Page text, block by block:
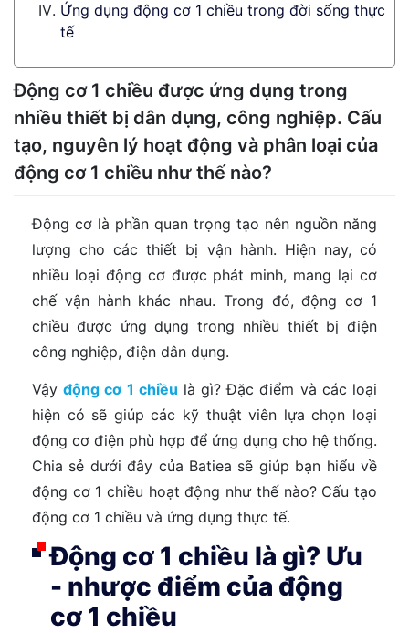
Ứng dụng động cơ 1 chiều trong đời sống thực
tế
Động cơ 1 chiều được ứng dụng trong
nhiều thiết bị dân dụng, công nghiệp. Cấu
tạo, nguyên lý hoạt động và phân loại của
động cơ 1 chiều như thế nào?
Động cơ là phần quan trọng tạo nên nguồn năng
lượng cho các thiết bị vận hành. Hiện nay, có
nhiều loại động cơ được phát minh, mang lại cơ
chế vận hành khác nhau. Trong đó, động cơ 1
chiều được ứng dụng trong nhiều thiết bị điện
công nghiệp, điện dân dụng.
Vậyđộng cơ 1 chiều là gì? Đặc điểm và các loại
hiện có sẽ giúp các kỹ thuật viên lựa chọn loại
động cơ điện phù hợp để ứng dụng cho hệ thống.
Chia sẻ dưới đây của Batiea sẽ giúp bạn hiểu về
động cơ 1 chiều hoạt động như thế nào? Cấu tạo
động cơ 1 chiều và ứng dụng thực tế.
Động cơ 1 chiều là gì? Ưu
- nhược điểm của động
cơ 1 chiều